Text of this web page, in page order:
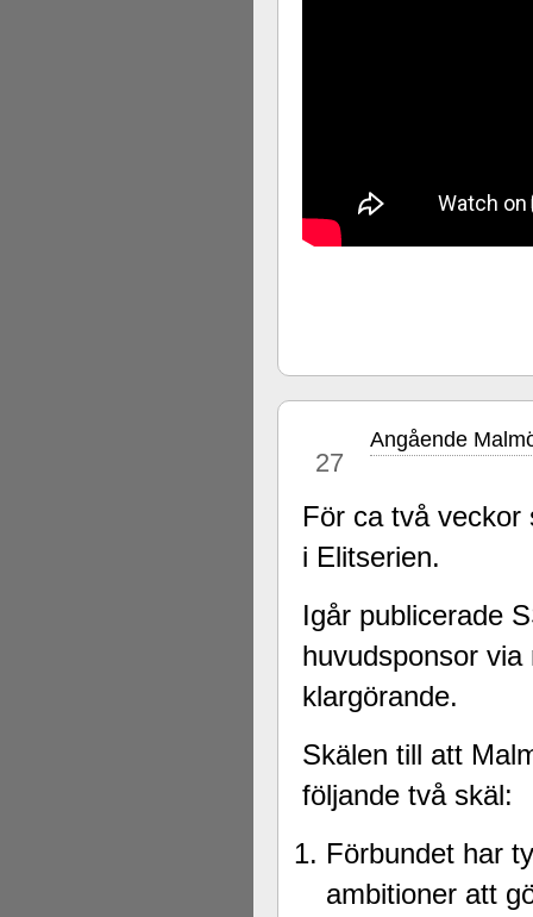
27
Angående
För ca två veckor
i Elitserien.
Igår publicerade
huvudsponsor
klargörande.
Skälen till att
följande två skäl:
Förbundet har
ambitioner att